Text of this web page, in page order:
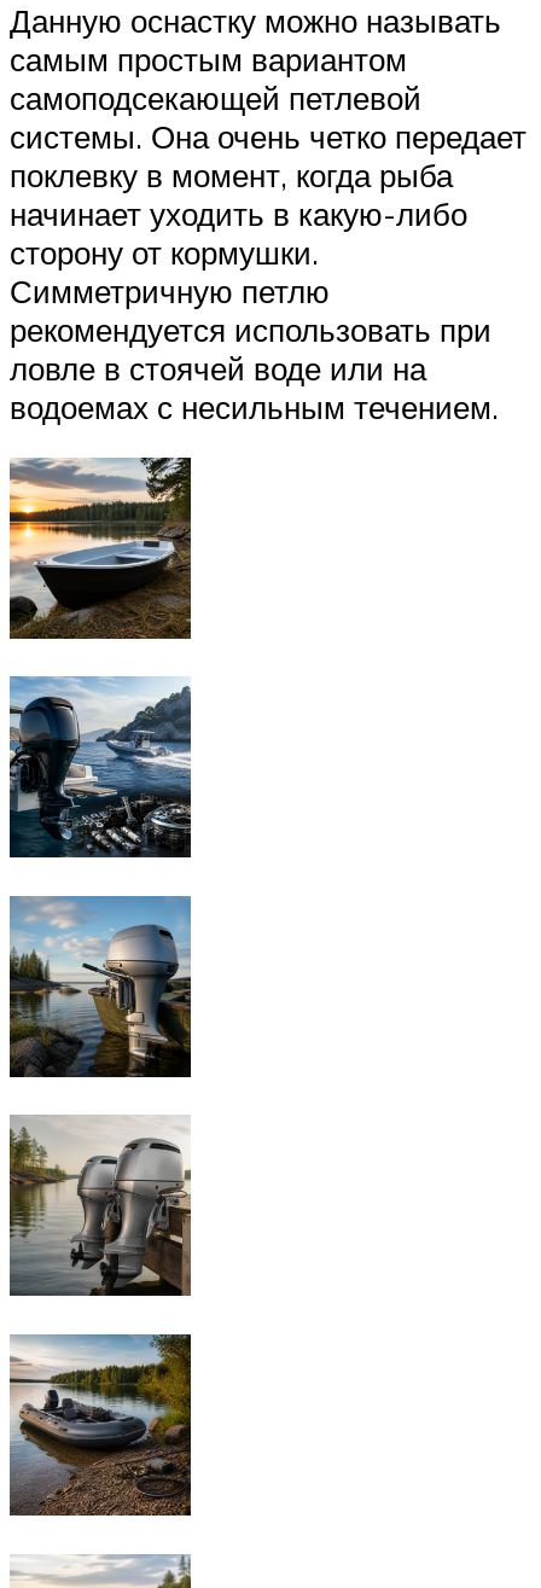
Данную оснастку можно называть
самым простым вариантом
самоподсекающей петлевой
системы. Она очень четко передает
поклевку в момент, когда рыба
начинает уходить в какую-либо
сторону от кормушки.
Симметричную петлю
рекомендуется использовать при
ловле в стоячей воде или на
водоемах с несильным течением.